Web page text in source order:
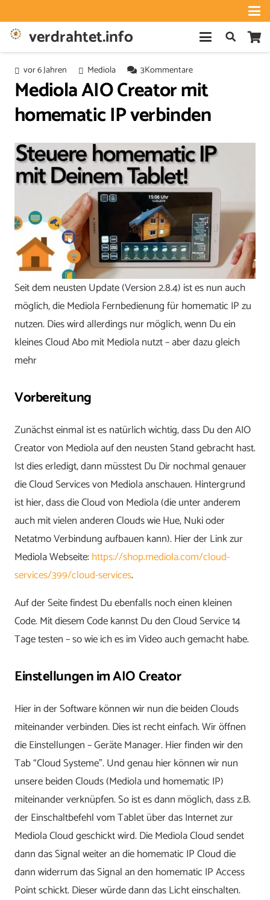
verdrahtet.info
vor 6 Jahren Mediola 3Kommentare
Mediola AIO Creator mit
homematic IP verbinden
Seit dem neusten Update (Version 2.8.4) ist es nun auch
möglich, die Mediola Fernbedienung für homematic IP zu
nutzen. Dies wird allerdings nur möglich, wenn Du ein
kleines Cloud Abo mit Mediola nutzt – aber dazu gleich
mehr
Vorbereitung
Zunächst einmal ist es natürlich wichtig, dass Du den AIO
Creator von Mediola auf den neusten Stand gebracht hast.
Ist dies erledigt, dann müsstest Du Dir nochmal genauer
die Cloud Services von Mediola anschauen. Hintergrund
ist hier, dass die Cloud von Mediola (die unter anderem
auch mit vielen anderen Clouds wie Hue, Nuki oder
Netatmo Verbindung aufbauen kann). Hier der Link zur
Mediola Webseite:https://shop.mediola.com/cloud-
services/399/cloud-services.
Auf der Seite findest Du ebenfalls noch einen kleinen
Code. Mit diesem Code kannst Du den Cloud Service 14
Tage testen – so wie ich es im Video auch gemacht habe.
Einstellungen im AIO Creator
Hier in der Software können wir nun die beiden Clouds
miteinander verbinden. Dies ist recht einfach. Wir öffnen
die Einstellungen – Geräte Manager. Hier finden wir den
Tab “Cloud Systeme”. Und genau hier können wir nun
unsere beiden Clouds (Mediola und homematic IP)
miteinander verknüpfen. So ist es dann möglich, dass z.B.
der Einschaltbefehl vom Tablet über das Internet zur
Mediola Cloud geschickt wird. Die Mediola Cloud sendet
dann das Signal weiter an die homematic IP Cloud die
dann widerrum das Signal an den homematic IP Access
Point schickt. Dieser würde dann das Licht einschalten.